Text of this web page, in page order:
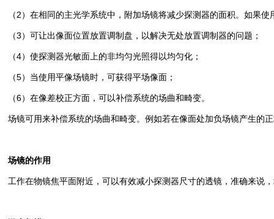
（2）在相同的主光学系统中，附加场镜将减少探测器的面积。如果
（3）可让出像面位置放置调制盘，以解决无处放置调制器的问题；
（4）使探测器光敏面上的非均匀光照得以均匀化；
（5）当使用平像场镜时，可获得平场像面；
（6）在像差校正方面，可以补偿系统的场曲和畸变。
场镜可用来补偿系统的场曲和畸变。例如若在像面处加负场镜产生的
场镜的作用
工作在物镜焦平面附近，可以有效减小探测器尺寸的透镜，准确来说